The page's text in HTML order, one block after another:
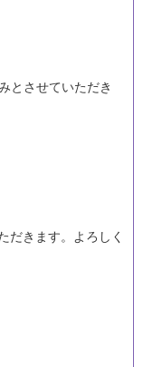
とさせていただき
だきます。よろしく